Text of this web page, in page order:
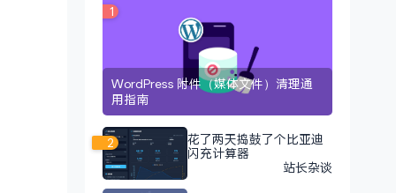
1
WordPress 附件（媒体文件）清理通
用指南
2
花了两天捣鼓了个比亚迪
闪充计算器
站长杂谈